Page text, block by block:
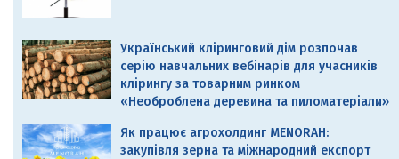
Український кліринговий дім розпочав
серію навчальних вебінарів для учасників
клірингу за товарним ринком
«Необроблена деревина та пиломатеріали»
Як працює агрохолдинг MENORAH:
закупівля зерна та міжнародний експорт